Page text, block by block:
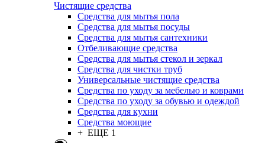
Чистящие средства
Средства для мытья пола
Средства для мытья посуды
Средства для мытья сантехники
Отбеливающие средства
Средства для мытья стекол и зеркал
Средства для чистки труб
Универсальные чистящие средства
Средства по уходу за мебелью и коврами
Средства по уходу за обувью и одеждой
Средства для кухни
Средства моющие
+ ЕЩЕ 1